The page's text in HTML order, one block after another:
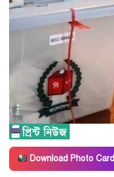
Download Photo Card